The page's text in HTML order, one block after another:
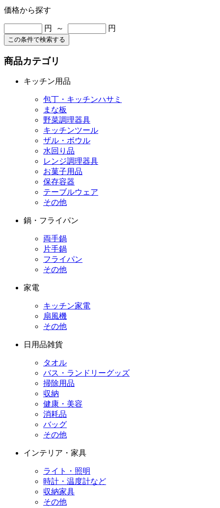
価格から探す
円 ～ 円
この条件で検索する
商品カテゴリ
キッチン用品
包丁・キッチンハサミ
まな板
野菜調理器具
キッチンツール
ザル・ボウル
水回り品
レンジ調理器具
お菓子用品
保存容器
テーブルウェア
その他
鍋・フライパン
両手鍋
片手鍋
フライパン
その他
家電
キッチン家電
扇風機
その他
日用品雑貨
タオル
バス・ランドリーグッズ
掃除用品
収納
健康・美容
消耗品
バッグ
その他
インテリア・家具
ライト・照明
時計・温度計など
収納家具
その他